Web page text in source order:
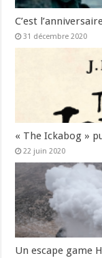
C’est
31 décembre 2020
« The Ickabog »
22 juin 2020
Un escape game